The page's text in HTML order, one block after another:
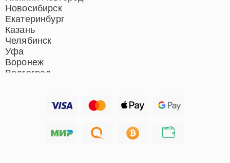
Новосибирск
Екатеринбург
Казань
Челябинск
Уфа
Воронеж
Волгоград
Хабаровск